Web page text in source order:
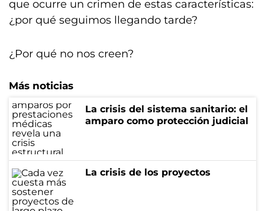
que ocurre un crimen de estas características:
¿por qué seguimos llegando tarde?
¿Por qué no nos creen?
Más noticias
La crisis del sistema sanitario: el
amparo como protección judicial
La crisis de los proyectos